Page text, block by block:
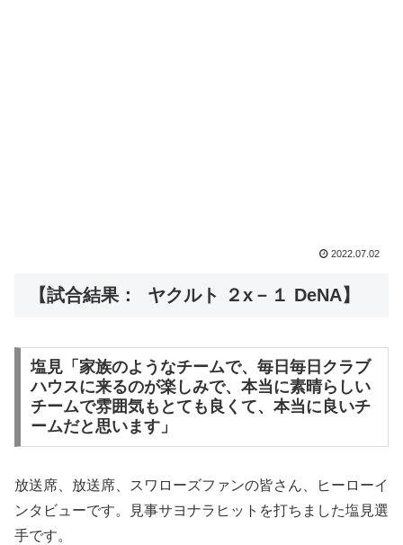
2022.07.02
【試合結果： ヤクルト ２x－１ DeNA】
塩見「家族のようなチームで、毎日毎日クラブ
ハウスに来るのが楽しみで、本当に素晴らしい
チームで雰囲気もとても良くて、本当に良いチ
ームだと思います」
放送席、放送席、スワローズファンの皆さん、ヒーローイ
ンタビューです。見事サヨナラヒットを打ちました塩見選
手です。